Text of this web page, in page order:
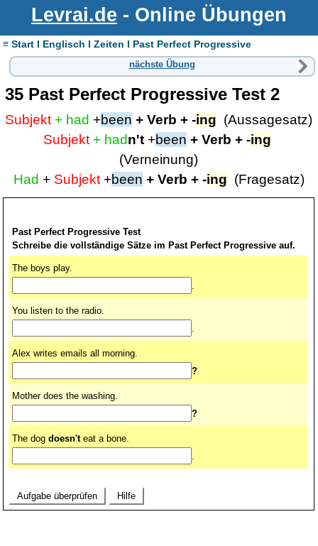
Levrai.de - Online Übungen
≡ Start I Englisch I Zeiten I Past Perfect Progressive
nächste Übung
35 Past Perfect Progressive Test 2
Subjekt + had +been + Verb + -ing (Aussagesatz)
Subjekt+ hadn't+been + Verb + -ing
(Verneinung)
Had + Subjekt+been + Verb + -ing (Fragesatz)